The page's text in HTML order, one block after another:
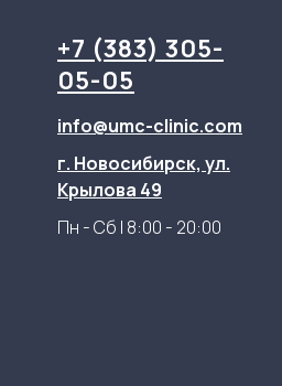
+7 (383) 305-
05-05
info@umc-clinic.com
г. Новосибирск, ул.
Крылова 49
Пн - Сб | 8:00 - 20:00